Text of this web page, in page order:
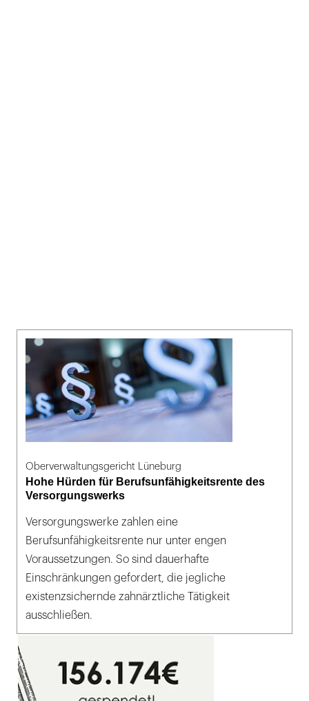
Oberverwaltungsgericht Lüneburg
Hohe Hürden für Berufsunfähigkeitsrente des
Versorgungswerks
Versorgungswerke zahlen eine
Berufsunfähigkeitsrente nur unter engen
Voraussetzungen. So sind dauerhafte
Einschränkungen gefordert, die jegliche
existenzsichernde zahnärztliche Tätigkeit
ausschließen.